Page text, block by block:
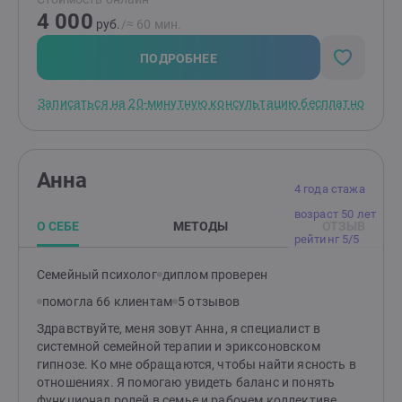
вины, гнева, обиды и др.)• Проблемы в общении с
людьми• Семейные конфликты• Проблемы на работе•
Вредные привычки и зависимости (алкоголь,
наркотики, игра, РПП)• Любовная зависимость•
Выбор и достижение цели
4 000 руб. /≈ 60 мин.
ПОДРОБНЕЕ
Записаться на 20-минутную консультацию бесплатно
4 года стажа
возраст 50 лет
рейтинг 5/5
Анна
О СЕБЕ МЕТОДЫ
Семейный психолог диплом проверен
помогла 66 клиентам 5 отзывов
Здравствуйте, меня зовут Анна, я специалист в
системной семейной терапии и эриксоновском
гипнозе. Ко мне обращаются, чтобы найти ясность в
отношениях. Я помогаю увидеть баланс и понять